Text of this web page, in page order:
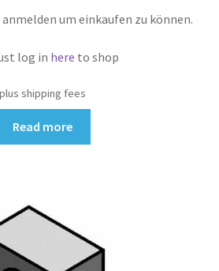
anmelden um einkaufen zu können.
log in here to shop
plus shipping fees
Read more